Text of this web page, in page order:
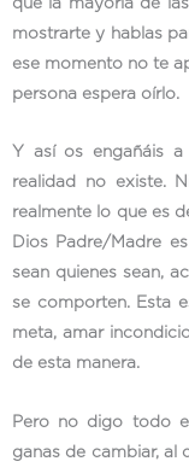
mostrarte y hablas
ese momento no te
persona espera oírlo.
Y así os engañáis
realidad no existe.
realmente lo que es
Dios Padre/Madre
sean quienes sean,
se comporten. Esta
meta, amar
de esta manera.
Pero no digo todo
ganas de cambiar, al